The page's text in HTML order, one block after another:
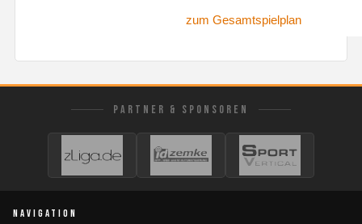
zum Gesamtspielplan
PARTNER & SPONSOREN
NAVIGATION